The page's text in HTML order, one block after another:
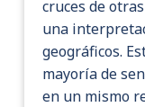
cruces de
una
geográficos.
mayoría de
en un mismo